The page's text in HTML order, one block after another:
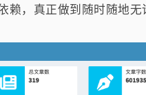
赖，真正做到随时随地无